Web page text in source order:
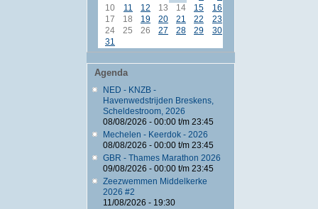
10
11 12 13 14 15
16
17
18 19 20 21 22
23
24
25 26 27 28 29
30
31
Agenda
NED - KNZB -
Havenwedstrijden Breskens,
Scheldestroom, 2026
08/08/2026 - 00:00t/m 23:45
Mechelen - Keerdok - 2026
08/08/2026 - 00:00t/m 23:45
GBR - Thames Marathon 2026
09/08/2026 - 00:00t/m 23:45
Zeezwemmen Middelkerke
2026 #2
11/08/2026 - 19:30